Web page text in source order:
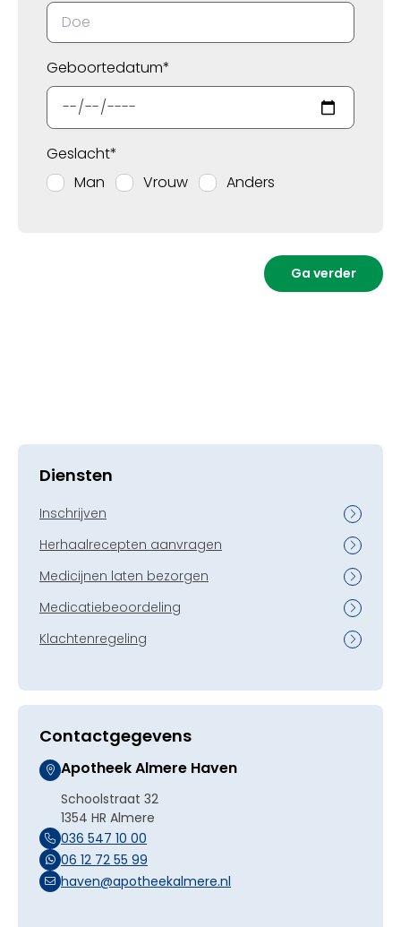
Geboortedatum*
Geslacht*
Man
Vrouw Anders
Ga verder
Diensten
Inschrijven
Herhaalrecepten aanvragen
Medicijnen laten bezorgen
Medicatiebeoordeling
Klachtenregeling
Contactgegevens
Apotheek Almere Haven
Schoolstraat 32
1354 HR Almere
036 547 10 00
06 12 72 55 99
haven@apotheekalmere.nl